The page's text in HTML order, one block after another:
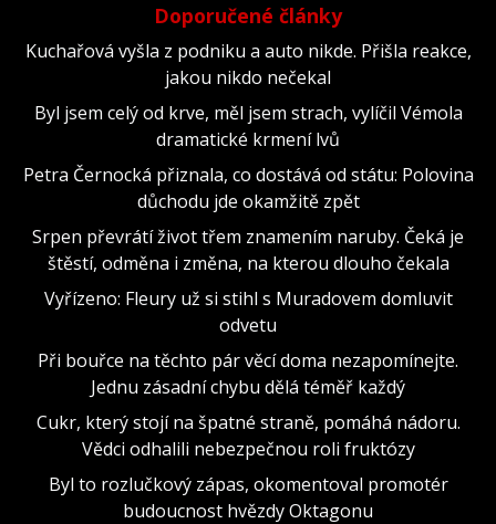
Doporučené články
Kuchařová vyšla z podniku a auto nikde. Přišla reakce,
jakou nikdo nečekal
Byl jsem celý od krve, měl jsem strach, vylíčil Vémola
dramatické krmení lvů
Petra Černocká přiznala, co dostává od státu: Polovina
důchodu jde okamžitě zpět
Srpen převrátí život třem znamením naruby. Čeká je
štěstí, odměna i změna, na kterou dlouho čekala
Vyřízeno: Fleury už si stihl s Muradovem domluvit
odvetu
Při bouřce na těchto pár věcí doma nezapomínejte.
Jednu zásadní chybu dělá téměř každý
Cukr, který stojí na špatné straně, pomáhá nádoru.
Vědci odhalili nebezpečnou roli fruktózy
Byl to rozlučkový zápas, okomentoval promotér
budoucnost hvězdy Oktagonu